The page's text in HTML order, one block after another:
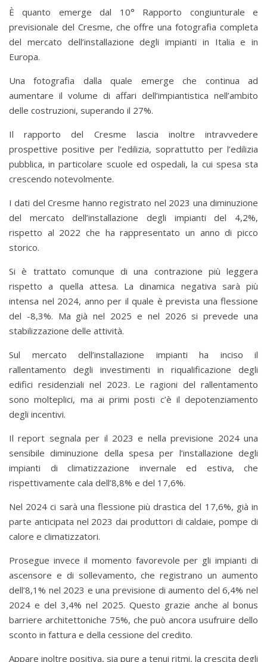
È quanto emerge dal 10° Rapporto congiunturale e
previsionale del Cresme, che offre una fotografia completa
del mercato dell’installazione degli impianti in Italia e in
Europa.
Una fotografia dalla quale emerge che continua ad
aumentare il volume di affari dell’impiantistica nell’ambito
delle costruzioni, superando il 27%.
Il rapporto del Cresme lascia inoltre intravvedere
prospettive positive per l’edilizia, soprattutto per l’edilizia
pubblica, in particolare scuole ed ospedali, la cui spesa sta
crescendo notevolmente.
I dati del Cresme hanno registrato nel 2023 una diminuzione
del mercato dell’installazione degli impianti del 4,2%,
rispetto al 2022 che ha rappresentato un anno di picco
storico.
Si è trattato comunque di una contrazione più leggera
rispetto a quella attesa. La dinamica negativa sarà più
intensa nel 2024, anno per il quale è prevista una flessione
del -8,3%. Ma già nel 2025 e nel 2026 si prevede una
stabilizzazione delle attività.
Sul mercato dell’installazione impianti ha inciso il
rallentamento degli investimenti in riqualificazione degli
edifici residenziali nel 2023. Le ragioni del rallentamento
sono molteplici, ma ai primi posti c’è il depotenziamento
degli incentivi.
Il report segnala per il 2023 e nella previsione 2024 una
sensibile diminuzione della spesa per l’installazione degli
impianti di climatizzazione invernale ed estiva, che
rispettivamente cala dell’8,8% e del 17,6%.
Nel 2024 ci sarà una flessione più drastica del 17,6%, già in
parte anticipata nel 2023 dai produttori di caldaie, pompe di
calore e climatizzatori.
Prosegue invece il momento favorevole per gli impianti di
ascensore e di sollevamento, che registrano un aumento
dell’8,1% nel 2023 e una previsione di aumento del 6,4% nel
2024 e del 3,4% nel 2025. Questo grazie anche al bonus
barriere architettoniche 75%, che può ancora usufruire dello
sconto in fattura e della cessione del credito.
Appare inoltre positiva, sia pure a tenui ritmi, la crescita degli